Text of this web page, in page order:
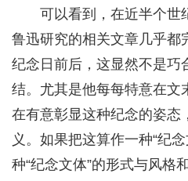
可以看到，在近半个世
鲁迅研究的相关文章几乎都
纪念日前后，这显然不是巧
结。尤其是他每每特意在文
在有意彰显这种纪念的姿态
义。如果把这算作一种“纪
种“纪念文体”的形式与风格